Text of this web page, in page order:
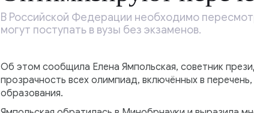
В Российской Федерации необходимо
могут поступать в вузы без экзаменов.
Об этом сообщила Елена Ямпольская, советник
прозрачность всех олимпиад, включённых в
образования.